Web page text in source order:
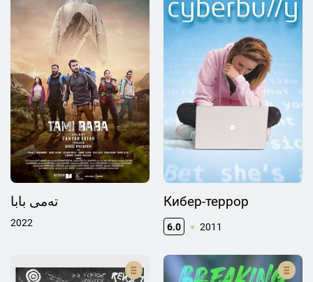
تەمی بابا
2022
Кибер-террор
6.0 2011